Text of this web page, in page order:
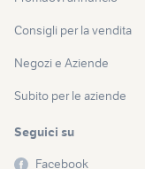
Consigli per la vendita
Negozi e Aziende
Subito per le aziende
Seguici su
Facebook